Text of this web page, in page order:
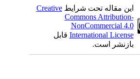
این مقاله تحت شرایطCreative
Commons Attribution-
NonCommercial 4.0
International Licenseقابل
بازنشر است.